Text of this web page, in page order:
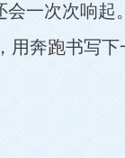
一次次响起。
用奔跑书写下